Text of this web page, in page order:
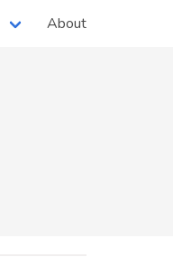
About